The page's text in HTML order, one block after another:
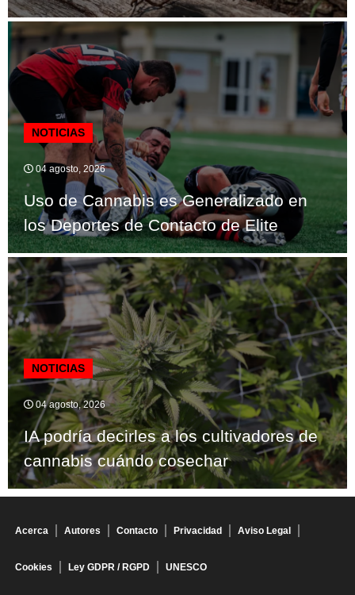
NOTICIAS
04 agosto, 2026
Uso de Cannabis es Generalizado en
los Deportes de Contacto de Elite
NOTICIAS
04 agosto, 2026
IA podría decirles a los cultivadores de
cannabis cuándo cosechar
Acerca Autores Contacto Privacidad Aviso Legal
Cookies Ley GDPR / RGPD UNESCO